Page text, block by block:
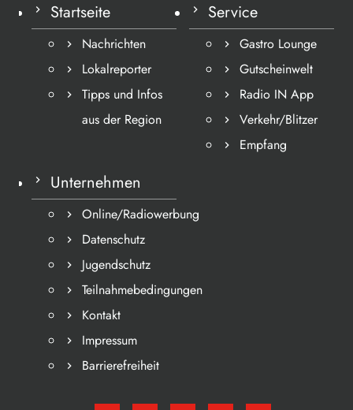
Startseite
Nachrichten
Lokalreporter
Tipps und Infos
aus der Region
Service
Gastro Lounge
Gutscheinwelt
Radio IN App
Verkehr/Blitzer
Empfang
Unternehmen
Online/Radiowerbung
Datenschutz
Jugendschutz
Teilnahmebedingungen
Kontakt
Impressum
Barrierefreiheit